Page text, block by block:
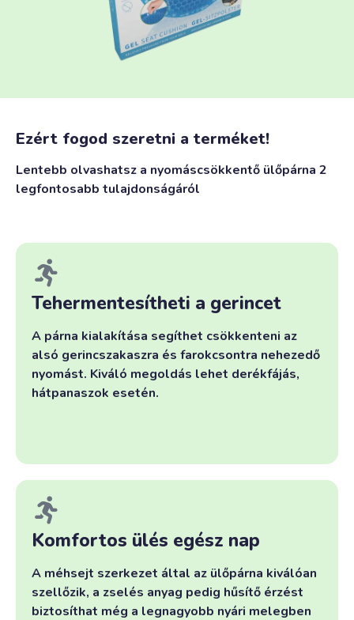
Ezért fogod szeretni a terméket!
Lentebb olvashatsz a nyomáscsökkentő ülőpárna 2
legfontosabb tulajdonságáról
Tehermentesítheti a gerincet
A párna kialakítása segíthet csökkenteni az
alsó gerincszakaszra és farokcsontra nehezedő
nyomást. Kiváló megoldás lehet derékfájás,
hátpanaszok esetén.
Komfortos ülés egész nap
A méhsejt szerkezet által az ülőpárna kiválóan
szellőzik, a zselés anyag pedig hűsítő érzést
biztosíthat még a legnagyobb nyári melegben